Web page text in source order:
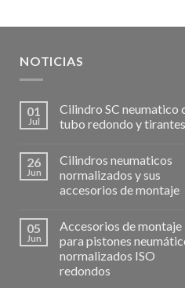
NOTICIAS
01
Jul
Cilindro SC neumatico
tubo redondo y tirantes
26
Jun
Cilindros neumaticos
normalizados y sus
accesorios de montaje
05
Jun
Accesorios de montaje
para pistones
normalizados ISO
redondos